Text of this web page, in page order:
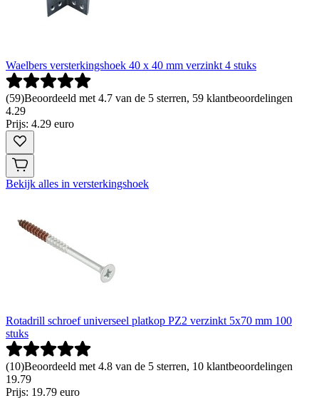
Waelbers versterkingshoek 40 x 40 mm verzinkt 4 stuks
(59)Beoordeeld met 4.7 van de 5 sterren, 59 klantbeoordelingen
4.29
Prijs: 4.29 euro
Bekijk alles in versterkingshoek
Rotadrill schroef universeel platkop PZ2 verzinkt 5x70 mm 100
stuks
(10)Beoordeeld met 4.8 van de 5 sterren, 10 klantbeoordelingen
19.79
Prijs: 19.79 euro